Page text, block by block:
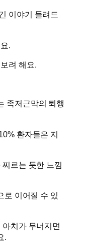
이야기 들려드
.
려 해요.
족저근막의 퇴행
환자들은 지
르는 듯한 느낌
로 이어질 수 있
치가 무너지면
.